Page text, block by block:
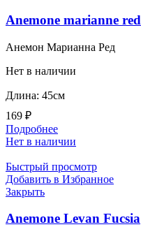
Anemone marianne red
Анемон Марианна Ред
Нет в наличии
Длина: 45см
169 ₽
Подробнее
Нет в наличии
Быстрый просмотр
Добавить в Избранное
Закрыть
Anemone Levan Fucsia